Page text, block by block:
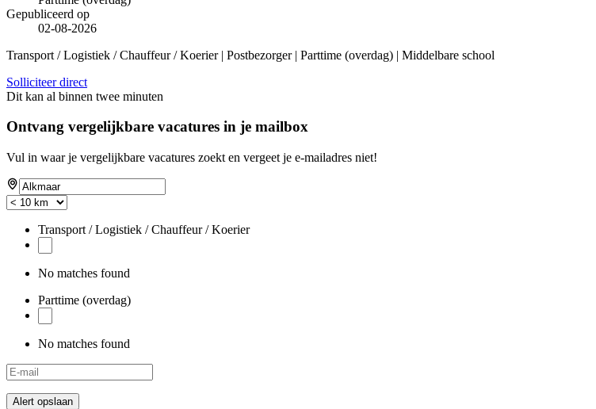
Gepubliceerd op
02-08-2026
Transport / Logistiek / Chauffeur / Koerier | Postbezorger | Parttime (overdag) | Middelbare school
Solliciteer direct
Dit kan al binnen twee minuten
Ontvang vergelijkbare vacatures in je mailbox
Vul in waar je vergelijkbare vacatures zoekt en vergeet je e-mailadres niet!
Transport / Logistiek / Chauffeur / Koerier
No matches found
Parttime (overdag)
No matches found
Alert opslaan